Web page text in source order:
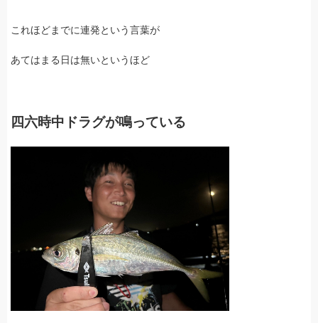
これほどまでに連発という言葉が
あてはまる日は無いというほど
四六時中ドラグが鳴っている